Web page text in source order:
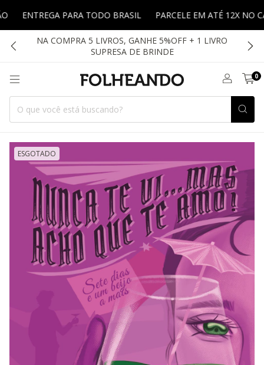
PARA TODO BRASIL PARCELE EM ATÉ 12X NO CARTÃO
NA COMPRA 5 LIVROS, GANHE 5%OFF + 1 LIVRO
SUPRESA DE BRINDE
0
ESGOTADO